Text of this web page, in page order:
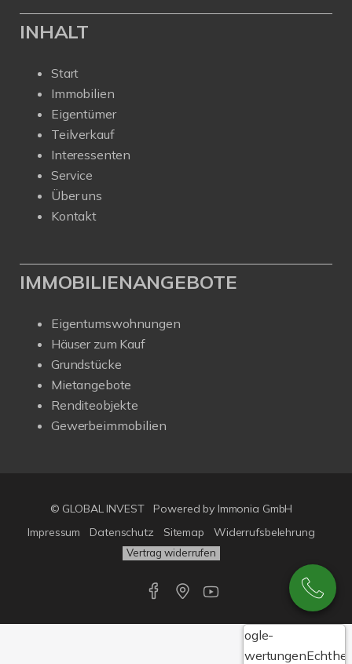
INHALT
Start
Immobilien
Eigentümer
Teilverkauf
Interessenten
Service
Über uns
Kontakt
IMMOBILIENANGEBOTE
Eigentumswohnungen
Häuser zum Kauf
Grundstücke
Mietangebote
Renditeobjekte
Gewerbeimmobilien
© GLOBAL INVEST Powered by Immonia GmbH
Impressum
Datenschutz Sitemap Widerrufsbelehrung
Vertrag widerrufen
Google-
Bewertungen